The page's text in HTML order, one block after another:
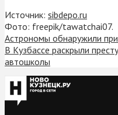
Источник: sibdepo.ru
Фото: freepik/tawatchai07.
Астрономы обнаружили
В Кузбассе раскрыли
автошколы